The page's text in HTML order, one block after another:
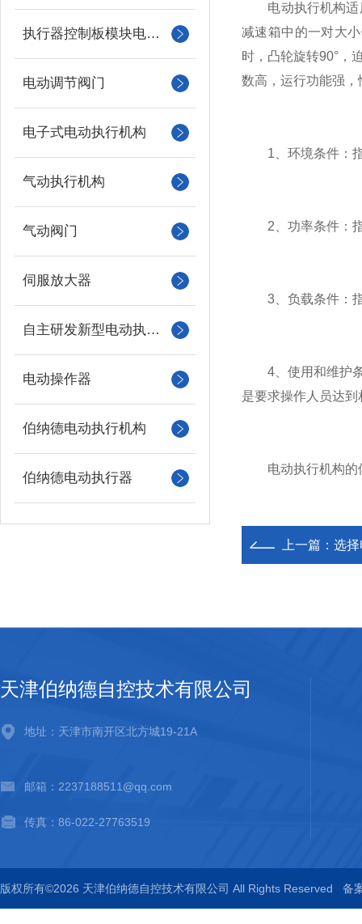
执行器控制板模块电机配件
电动调节阀门
电子式电动执行机构
气动执行机构
气动阀门
伺服放大器
自主研发新型电动执行机构
电动操作器
伯纳德电动执行机构
伯纳德电动执行器
电动执行机构适用
减速箱中的一对大
时，凸轮旋转90°，
数高，运行功能强，
1、环境条件：指
2、功率条件：指
3、负载条件：指
4、使用和维护条
是要求操作人员达
电动执行机构的使
上一篇： 选
天津伯纳德自控技术有限公司
地址：天津市南开区北方城19-21A
邮箱：2237188511@qq.com
传真：86-022-27763519
版权所有©2026 天津伯纳德自控技术有限公司 All Rights Reserved 备